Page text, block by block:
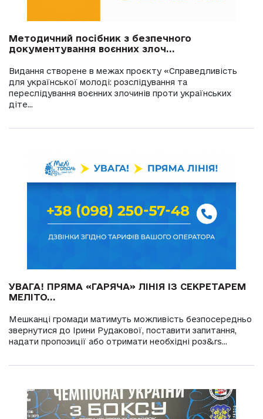
Методичний посібник з безпечного
документування воєнних злоч...
Видання створене в межах проєкту «Справедливість
для української молоді: розслідування та
переслідування воєнних злочинів проти українських
діте...
УВАГА! ПРЯМА «ГАРЯЧА» ЛІНІЯ ІЗ СЕКРЕТАРЕМ
МЕЛІТО...
Мешканці громади матимуть можливість безпосередньо
звернутися до Ірини Рудакової, поставити запитання,
надати пропозиції або отримати необхідні роз&rs...